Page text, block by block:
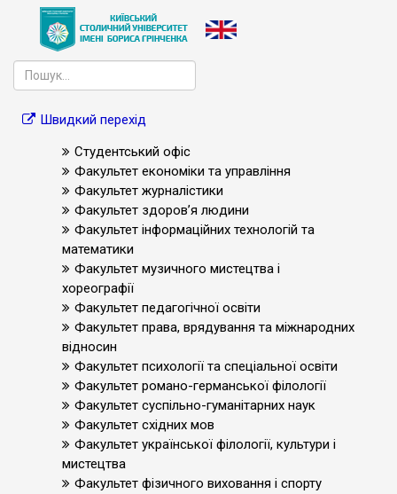
Швидкий перехід
Студентський офіс
Факультет економіки та управління
Факультет журналістики
Факультет здоров’я людини
Факультет інформаційних технологій та
математики
Факультет музичного мистецтва і
хореографії
Факультет педагогічної освіти
Факультет права, врядування та міжнародних
відносин
Факультет психології та спеціальної освіти
Факультет романо-германської філології
Факультет суспільно-гуманітарних наук
Факультет східних мов
Факультет української філології, культури і
мистецтва
Факультет фізичного виховання і спорту